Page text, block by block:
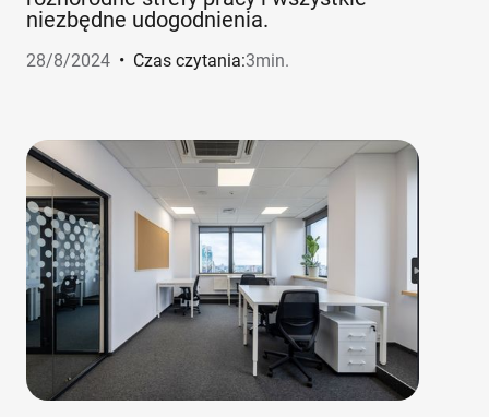
niezbędne udogodnienia.
28/8/2024 • Czas czytania:3min.